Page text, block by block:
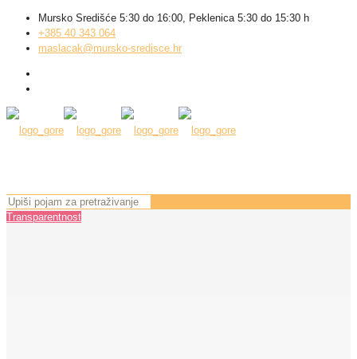
Mursko Središće 5:30 do 16:00, Peklenica 5:30 do 15:30 h
+385 40 343 064
maslacak@mursko-sredisce.hr
Transparentnost